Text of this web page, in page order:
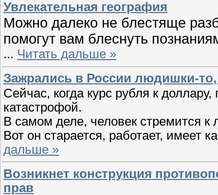
Увлекательная география
Можно далеко не блестяще
помогут вам блеснуть
... Читать дальше »
Зажрались в России людишки-
Сейчас, когда курс рубля к
катастрофой.
В самом деле, человек стремится к
Вот он старается, работает, имеет
дальше »
Возникнет конструкция
прав